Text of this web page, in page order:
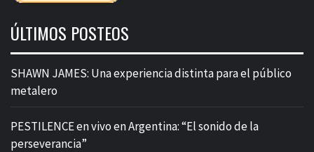
ÚLTIMOS POSTEOS
SHAWN JAMES: Una experiencia distinta para el público
metalero
PESTILENCE en vivo en Argentina: “El sonido de la
perseverancia”